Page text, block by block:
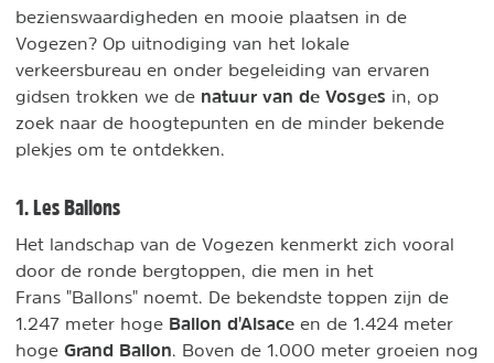
bezienswaardigheden en mooie plaatsen in de
Vogezen? Op uitnodiging van het lokale
verkeersbureau en onder begeleiding van ervaren
gidsen trokken we de natuur van de Vosges in, op
zoek naar de hoogtepunten en de minder bekende
plekjes om te ontdekken.
1. Les Ballons
Het landschap van de Vogezen kenmerkt zich vooral
door de ronde bergtoppen, die men in het
Frans "Ballons" noemt. De bekendste toppen zijn de
1.247 meter hoge Ballon d'Alsace en de 1.424 meter
hoge Grand Ballon . Boven de 1.000 meter groeien nog